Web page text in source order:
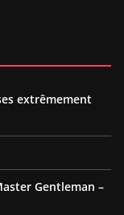
extrêmement
Gentleman –